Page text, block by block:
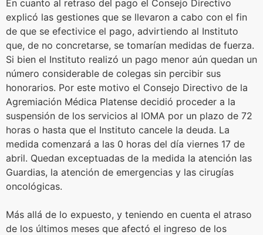
En cuanto al retraso del pago el Consejo Directivo
explicó las gestiones que se llevaron a cabo con el fin
de que se efectivice el pago, advirtiendo al Instituto
que, de no concretarse, se tomarían medidas de fuerza.
Si bien el Instituto realizó un pago menor aún quedan un
número considerable de colegas sin percibir sus
honorarios. Por este motivo el Consejo Directivo de la
Agremiación Médica Platense decidió proceder a la
suspensión de los servicios al IOMA por un plazo de 72
horas o hasta que el Instituto cancele la deuda. La
medida comenzará a las 0 horas del día viernes 17 de
abril. Quedan exceptuadas de la medida la atención las
Guardias, la atención de emergencias y las cirugías
oncológicas.
Más allá de lo expuesto, y teniendo en cuenta el atraso
de los últimos meses que afectó el ingreso de los